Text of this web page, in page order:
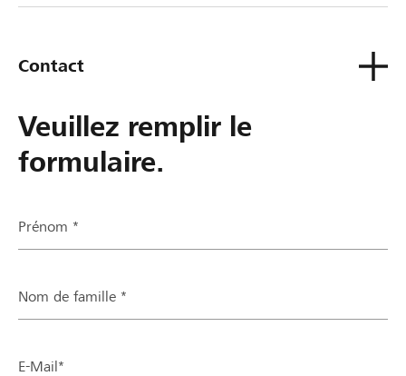
Contact
Veuillez remplir le
formulaire.
Prénom *
Nom de famille *
E-Mail*